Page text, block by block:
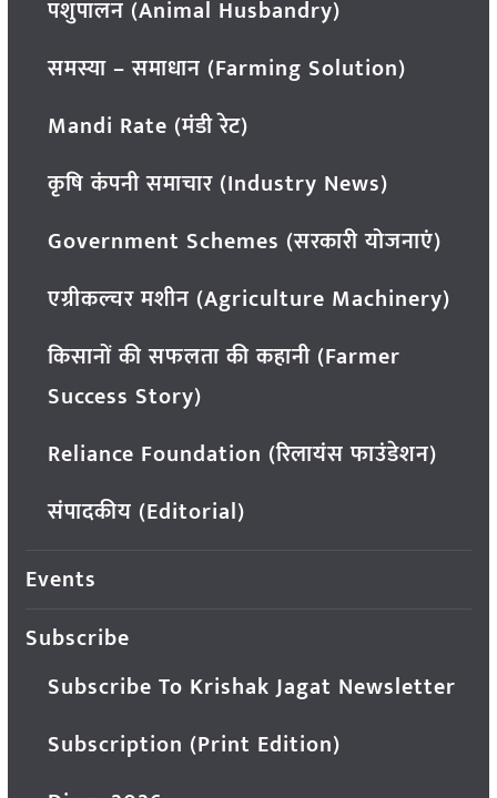
पशुपालन (Animal Husbandry)
समस्या – समाधान (Farming Solution)
Mandi Rate (मंडी रेट)
कृषि कंपनी समाचार (Industry News)
Government Schemes (सरकारी योजनाएं)
एग्रीकल्चर मशीन (Agriculture Machinery)
किसानों की सफलता की कहानी (Farmer
Success Story)
Reliance Foundation (रिलायंस फाउंडेशन)
संपादकीय (Editorial)
Events
Subscribe
Subscribe To Krishak Jagat Newsletter
Subscription (Print Edition)